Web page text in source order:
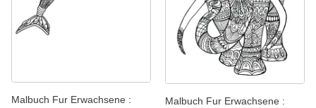
Malbuch Fur Erwachsene :
Malbuch Fur Erwachsene :